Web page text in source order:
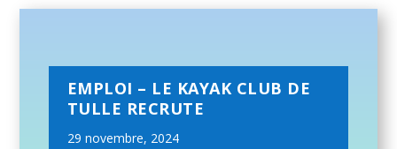
EMPLOI – LE KAYAK CLUB DE
TULLE RECRUTE
29 novembre, 2024